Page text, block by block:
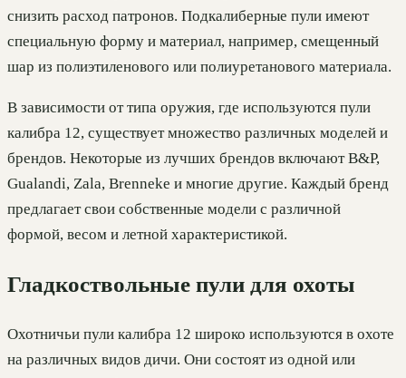
снизить расход патронов. Подкалиберные пули имеют
специальную форму и материал, например, смещенный
шар из полиэтиленового или полиуретанового материала.
В зависимости от типа оружия, где используются пули
калибра 12, существует множество различных моделей и
брендов. Некоторые из лучших брендов включают B&P,
Gualandi, Zala, Brenneke и многие другие. Каждый бренд
предлагает свои собственные модели с различной
формой, весом и летной характеристикой.
Гладкоствольные пули для охоты
Охотничьи пули калибра 12 широко используются в охоте
на различных видов дичи. Они состоят из одной или